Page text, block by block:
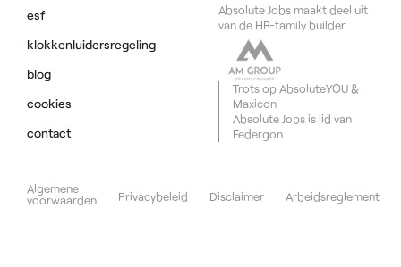
esf
klokkenluidersregeling
blog
cookies
contact
Absolute Jobs maakt deel uit
van de HR-family builder
Trots op AbsoluteYOU&
Maxicon
Absolute Jobs is lid van
Federgon
Algemene
voorwaarden
Privacybeleid Disclaimer Arbeidsreglement